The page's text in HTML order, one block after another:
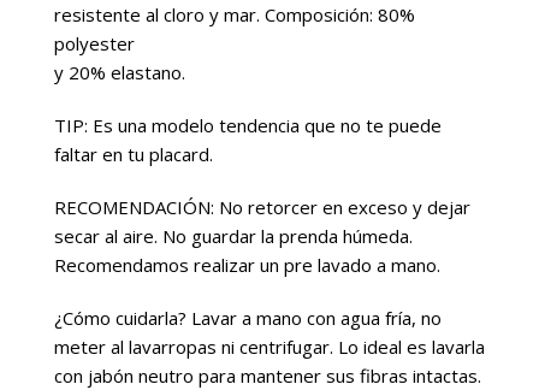
resistente al cloro y mar. Composición: 80%
polyester
y 20% elastano.
TIP: Es una modelo tendencia que no te puede
faltar en tu placard.
RECOMENDACIÓN: No retorcer en exceso y dejar
secar al aire. No guardar la prenda húmeda.
Recomendamos realizar un pre lavado a mano.
¿Cómo cuidarla? Lavar a mano con agua fría, no
meter al lavarropas ni centrifugar. Lo ideal es lavarla
con jabón neutro para mantener sus fibras intactas.